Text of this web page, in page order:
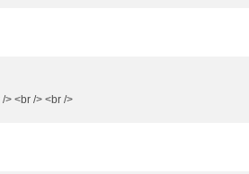
> <br /> <br />